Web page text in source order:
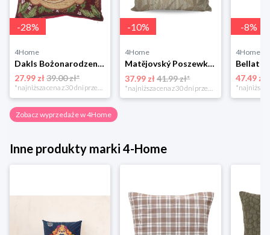
-28%
4Home
Dakls Bożonarodzeniowa poszewka na poduszkę Angel red, 40 x 40 cm 4-Home
27.99 zł39.00 zł*
*najniższa cena z 30 dni przed obniżką
-10%
4Home
Matějovský Poszewka na poduszkę Solei, 40 x 40 cm
37.99 zł 41.99 zł*
*najniższa cena z 30 dni przed obniżką
-8%
4Home
47.49 zł
Zobacz wyprzedaże w 4Home
Inne produkty marki 4-Home